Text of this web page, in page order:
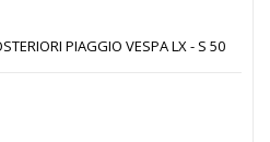
PIAGGIO VESPA LX - S 50